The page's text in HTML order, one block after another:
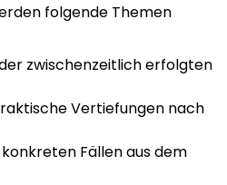
folgende Themen
zwischenzeitlich erfolgten
Vertiefungen nach
Fällen aus dem